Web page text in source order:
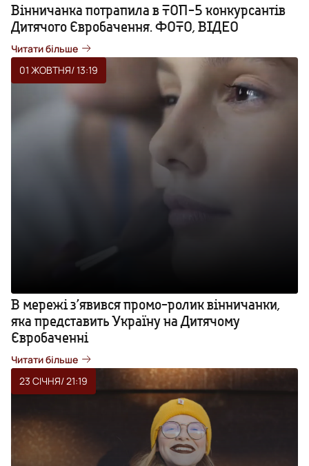
Вінничанка потрапила в ТОП-5 конкурсантів
Дитячого Євробачення. ФОТО, ВІДЕО
Читати більше
01 ЖОВТНЯ/ 13:19
В мережі з’явився промо-ролик вінничанки,
яка представить Україну на Дитячому
Євробаченні
Читати більше
23 СІЧНЯ/ 21:19